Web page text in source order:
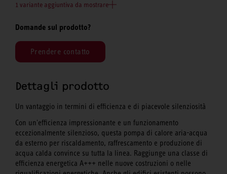
1 variante aggiuntiva da mostrare
Domande sul prodotto?
Prendere contatto
Dettagli prodotto
Un vantaggio in termini di efficienza e di piacevole silenziosità
Con un'efficienza impressionante e un funzionamento
eccezionalmente silenzioso, questa pompa di calore aria-acqua
da esterno per riscaldamento, raffrescamento e produzione di
acqua calda convince su tutta la linea. Raggiunge una classe di
efficienza energetica A+++ nelle nuove costruzioni o nelle